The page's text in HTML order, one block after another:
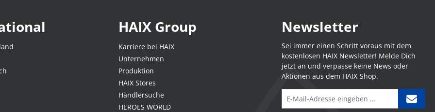
HAIX Group
Karriere bei HAIX
Unternehmen
Produktion
HAIX Stores
Händlersuche
HEROES WORLD
Newsletter
Sei immer einen Schritt voraus mit dem
kostenlosen HAIX Newsletter! Melde Dich
jetzt an und verpasse keine News oder
Aktionen aus dem HAIX-Shop.